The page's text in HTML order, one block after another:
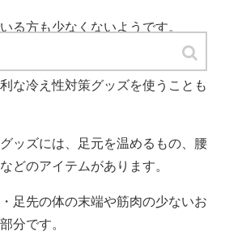
る方も少なくないようです。
て、少しずつ体質改善することが
な冷え性対策グッズを使うことも
ッズには、足元を温めるもの、腰
どのアイテムがあります。
足先の体の末端や筋肉の少ないお
分です。